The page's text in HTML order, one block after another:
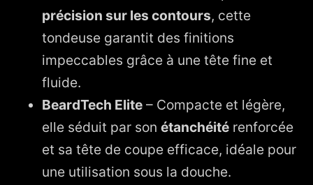
précision sur les contours, cette
tondeuse garantit des finitions
impeccables grâce à une tête fine et
fluide.
BeardTech Elite – Compacte et légère,
elle séduit par son étanchéité renforcée
et sa tête de coupe efficace, idéale pour
une utilisation sous la douche.